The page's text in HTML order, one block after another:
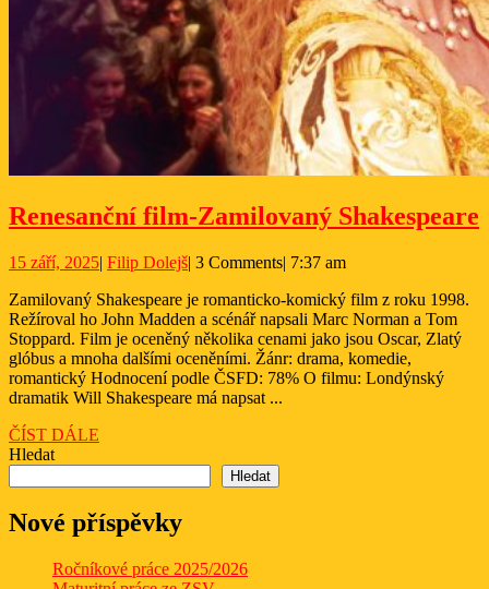
Renesanční film-Zamilovaný Shakespeare
15 září, 202515
2025
| Filip DolejšFilip
| 3 Comments| 7:37 am
Zamilovaný Shakespeare je romanticko-komický film z roku 1998.
Režíroval ho John Madden a scénář napsali Marc Norman a Tom
Stoppard. Film je oceněný několika cenami jako jsou Oscar, Zlatý
glóbus a mnoha dalšími oceněními. Žánr: drama, komedie,
romantický Hodnocení podle ČSFD: 78% O filmu: Londýnský
dramatik Will Shakespeare má napsat ...
ČÍST DÁLE
Hledat
Hledat
Nové příspěvky
Ročníkové práce 2025/2026